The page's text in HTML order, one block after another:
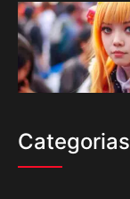
Categorias